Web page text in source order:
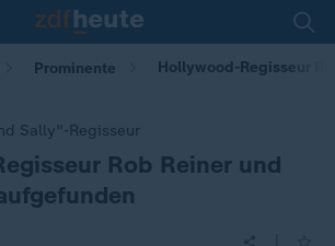
Prominente Hollywood-Regisseur
Sally"-Regisseur
Rob Reiner und